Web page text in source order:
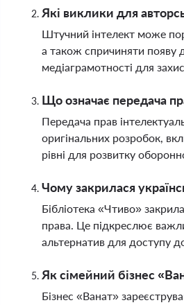
Які виклики для
Штучний інтелект може
а також спричиняти появу
медіаграмотності для
Що означає передача
Передача прав
оригінальних розробок,
рівні для розвитку
Чому закрилася
Бібліотека «Чтиво»
права. Це підкреслює
альтернатив для доступу
Як сімейний бізнес
Бізнес «Ванат»